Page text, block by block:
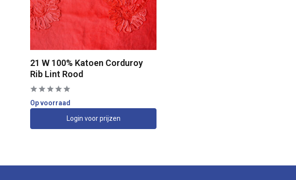
21 W 100% Katoen Corduroy
Rib Lint Rood
Op voorraad
Login voor prijzen